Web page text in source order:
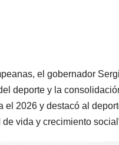
el gobernador
deporte y la
2026 y destacó al
vida y crecimiento